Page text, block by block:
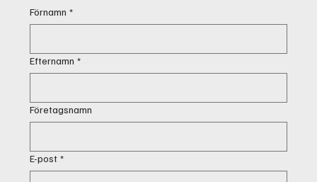
Förnamn *
Efternamn *
Företagsnamn
E-post *